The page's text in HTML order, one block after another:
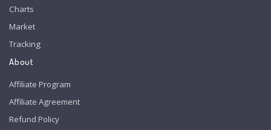
Charts
Market
Tracking
About
Affiliate Program
Affiliate Agreement
Refund Policy